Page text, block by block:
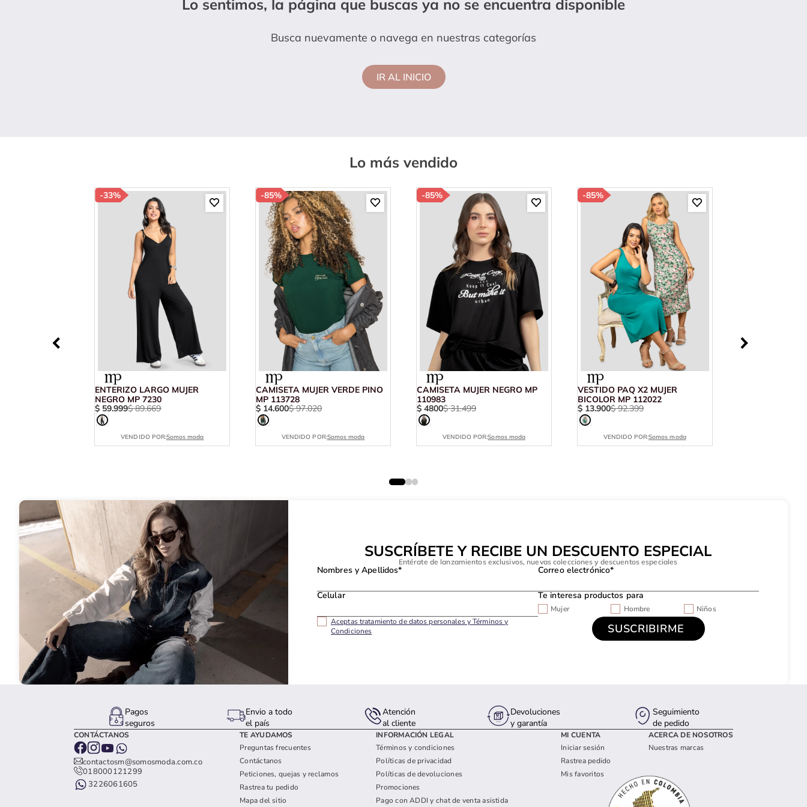
Lo sentimos, la página que buscas ya no se encuentra disponible
Busca nuevamente o navega en nuestras categorías
IR AL INICIO
Lo más vendido
-33%
ENTERIZO LARGO MUJER
NEGRO MP 7230
$ 59.999$ 89.669
VENDIDO POR:Somos moda
-85%
CAMISETA MUJER VERDE PINO
MP 113728
$ 14.600$ 97.020
VENDIDO POR:Somos moda
-85%
CAMISETA MUJER NEGRO MP
110983
$ 4800$ 31.499
VENDIDO POR:Somos moda
-85%
VESTIDO PAQ X2 MUJER
BICOLOR MP 112022
$ 13.900$ 92.399
VENDIDO POR:Somos moda
SUSCRÍBETE Y RECIBE UN DESCUENTO ESPECIAL
Entérate de lanzamientos exclusivos, nuevas colecciones y descuentos especiales
Nombres y Apellidos* Correo electrónico*
Celular Te interesa productos para
Mujer Hombre
Niños
Aceptas tratamiento de datos personales y Términos y
Condiciones
Pagos
seguros
Envio a todo
el país
Atención
al cliente
Devoluciones
y garantía
Seguimiento
de pedido
CONTÁCTANOS
contactosm@somosmoda.com.co
018000121299
3226061605
TE AYUDAMOS
Preguntas frecuentes
Contáctanos
Peticiones, quejas y reclamos
Rastrea tu pedido
Mapa del sitio
INFORMACIÓN LEGAL
Términos y condiciones
Políticas de privacidad
Políticas de devoluciones
Promociones
Pago con ADDI y chat de venta asistida
MI CUENTA
Iniciar sesión
Rastrea pedido
Mis favoritos
ACERCA DE NOSOTROS
Nuestras marcas
10. panties